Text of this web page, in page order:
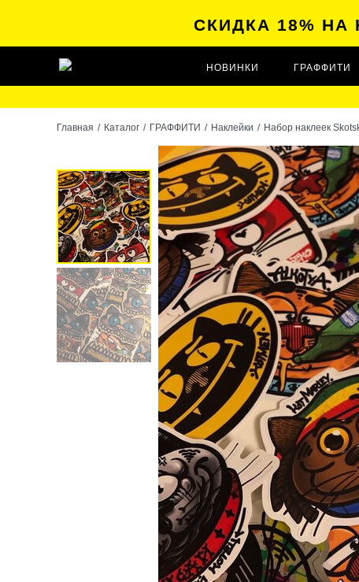
СКИДКА 18%
НОВИНКИ ГРАФФИТИ
Главная / Каталог / ГРАФФИТИ / Наклейки / Набор наклеек